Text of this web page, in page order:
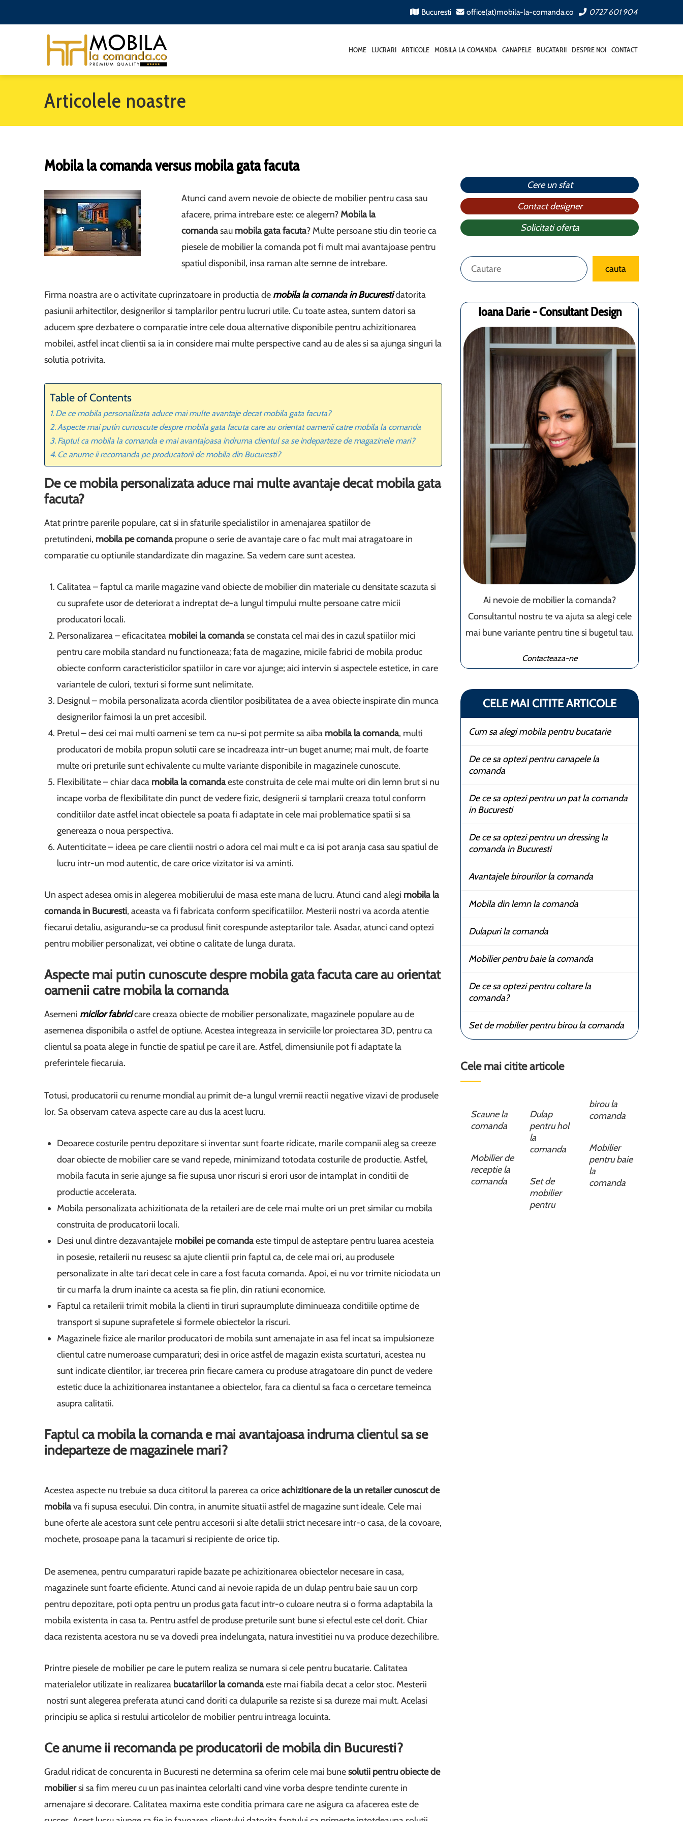
Bucuresti office(at)mobila-la-comanda.co 0727 601 904
HOME LUCRARI ARTICOLE MOBILA LA COMANDA CANAPELE BUCATARII DESPRE NOI CONTACT
Articolele noastre
Mobila la comanda versus mobila gata facuta
Atunci cand avem nevoie de obiecte de mobilier pentru casa sau
afacere, prima intrebare este: ce alegem?Mobila la
comandasau mobila gata facuta? Multe persoane stiu din teorie ca
piesele de mobilier la comanda pot fi mult mai avantajoase pentru
spatiul disponibil, insa raman alte semne de intrebare.
Firma noastra are o activitate cuprinzatoare in productia de mobila la comanda in Bucurestidatorita
pasiunii arhitectilor, designerilor si tamplarilor pentru lucruri utile. Cu toate astea, suntem datori sa
aducem spre dezbatere o comparatie intre cele doua alternative disponibile pentru achizitionarea
mobilei, astfel incat clientii sa ia in considere mai multe perspective cand au de ales si sa ajunga singuri la
solutia potrivita.
Table of Contents
De ce mobila personalizata aduce mai multe avantaje decat mobila gata facuta?
Aspecte mai putin cunoscute despre mobila gata facuta care au orientat oamenii catre mobila la comanda
Faptul ca mobila la comanda e mai avantajoasa indruma clientul sa se indeparteze de magazinele mari?
Ce anume ii recomanda pe producatorii de mobila din Bucuresti?
De ce mobila personalizata aduce mai multe avantaje decat mobila gata
facuta?
Atat printre parerile populare, cat si in sfaturile specialistilor in amenajarea spatiilor de
pretutindeni, mobila pe comandapropune o serie de avantaje care o fac mult mai atragatoare in
comparatie cu optiunile standardizate din magazine. Sa vedem care sunt acestea.
Calitatea – faptul ca marile magazine vand obiecte de mobilier din materiale cu densitate scazuta si
cu suprafete usor de deteriorat a indreptat de-a lungul timpului multe persoane catre micii
producatori locali.
Personalizarea – eficacitatea mobilei la comandase constata cel mai des in cazul spatiilor mici
pentru care mobila standard nu functioneaza; fata de magazine, micile fabrici de mobila produc
obiecte conform caracteristicilor spatiilor in care vor ajunge; aici intervin si aspectele estetice, in care
variantele de culori, texturi si forme sunt nelimitate.
Designul – mobila personalizata acorda clientilor posibilitatea de a avea obiecte inspirate din munca
designerilor faimosi la un pret accesibil.
Pretul – desi cei mai multi oameni se tem ca nu-si pot permite sa aiba mobila la comanda, multi
producatori de mobila propun solutii care se incadreaza intr-un buget anume; mai mult, de foarte
multe ori preturile sunt echivalente cu multe variante disponibile in magazinele cunoscute.
Flexibilitate – chiar daca mobila la comandaeste construita de cele mai multe ori din lemn brut si nu
incape vorba de flexibilitate din punct de vedere fizic, designerii si tamplarii creaza totul conform
conditiilor date astfel incat obiectele sa poata fi adaptate in cele mai problematice spatii si sa
genereaza o noua perspectiva.
Autenticitate – ideea pe care clientii nostri o adora cel mai mult e ca isi pot aranja casa sau spatiul de
lucru intr-un mod autentic, de care orice vizitator isi va aminti.
Un aspect adesea omis in alegerea mobilierului de masa este mana de lucru. Atunci cand alegi mobila la
comanda in Bucuresti, aceasta va fi fabricata conform specificatiilor. Mesterii nostri va acorda atentie
fiecarui detaliu, asigurandu-se ca produsul finit corespunde asteptarilor tale. Asadar, atunci cand optezi
pentru mobilier personalizat, vei obtine o calitate de lunga durata.
Aspecte mai putin cunoscute despre mobila gata facuta care au orientat
oamenii catre mobila la comanda
Asemeni micilor fabricicare creaza obiecte de mobilier personalizate, magazinele populare au de
asemenea disponibila o astfel de optiune. Acestea integreaza in serviciile lor proiectarea 3D, pentru ca
clientul sa poata alege in functie de spatiul pe care il are. Astfel, dimensiunile pot fi adaptate la
preferintele fiecaruia.
Totusi, producatorii cu renume mondial au primit de-a lungul vremii reactii negative vizavi de produsele
lor. Sa observam cateva aspecte care au dus la acest lucru.
Deoarece costurile pentru depozitare si inventar sunt foarte ridicate, marile companii aleg sa creeze
doar obiecte de mobilier care se vand repede, minimizand totodata costurile de productie. Astfel,
mobila facuta in serie ajunge sa fie supusa unor riscuri si erori usor de intamplat in conditii de
productie accelerata.
Mobila personalizata achizitionata de la retaileri are de cele mai multe ori un pret similar cu mobila
construita de producatorii locali.
Desi unul dintre dezavantajele mobilei pe comandaeste timpul de asteptare pentru luarea acesteia
in posesie, retailerii nu reusesc sa ajute clientii prin faptul ca, de cele mai ori, au produsele
personalizate in alte tari decat cele in care a fost facuta comanda. Apoi, ei nu vor trimite niciodata un
tir cu marfa la drum inainte ca acesta sa fie plin, din ratiuni economice.
Faptul ca retailerii trimit mobila la clienti in tiruri supraumplute diminueaza conditiile optime de
transport si supune suprafetele si formele obiectelor la riscuri.
Magazinele fizice ale marilor producatori de mobila sunt amenajate in asa fel incat sa impulsioneze
clientul catre numeroase cumparaturi; desi in orice astfel de magazin exista scurtaturi, acestea nu
sunt indicate clientilor, iar trecerea prin fiecare camera cu produse atragatoare din punct de vedere
estetic duce la achizitionarea instantanee a obiectelor, fara ca clientul sa faca o cercetare temeinca
asupra calitatii.
Faptul ca mobila la comanda e mai avantajoasa indruma clientul sa se
indeparteze de magazinele mari?
Acestea aspecte nu trebuie sa duca cititorul la parerea ca oriceachizitionare de la un retailer cunoscut de
mobilava fi supusa esecului. Din contra, in anumite situatii astfel de magazine sunt ideale. Cele mai
bune oferte ale acestora sunt cele pentru accesorii si alte detalii strict necesare intr-o casa, de la covoare,
mochete, prosoape pana la tacamuri si recipiente de orice tip.
De asemenea, pentru cumparaturi rapide bazate pe achizitionarea obiectelor necesare in casa,
magazinele sunt foarte eficiente. Atunci cand ai nevoie rapida de un dulap pentru baie sau un corp
pentru depozitare, poti opta pentru un produs gata facut intr-o culoare neutra si o forma adaptabila la
mobila existenta in casa ta. Pentru astfel de produse preturile sunt bune si efectul este cel dorit. Chiar
daca rezistenta acestora nu se va dovedi prea indelungata, natura investitiei nu va produce dezechilibre.
Printre piesele de mobilier pe care le putem realiza se numara si cele pentru bucatarie. Calitatea
materialelor utilizate in realizarea bucatariilor la comandaeste mai fiabila decat a celor stoc. Mesterii
nostri sunt alegerea preferata atunci cand doriti ca dulapurile sa reziste si sa dureze mai mult. Acelasi
principiu se aplica si restului articolelor de mobilier pentru intreaga locuinta.
Ce anume ii recomanda pe producatorii de mobila din Bucuresti?
Gradul ridicat de concurenta in Bucuresti ne determina sa oferim cele mai bunesolutii pentru obiecte de
mobiliersi sa fim mereu cu un pas inaintea celorlalti cand vine vorba despre tendinte curente in
amenajare si decorare. Calitatea maxima este conditia primara care ne asigura ca afacerea este de
Cere un sfat
Contact designer
Solicitati oferta
Caută cauta
Ioana Darie - Consultant Design
Ai nevoie de mobilier la comanda?
Consultantul nostru te va ajuta sa alegi cele
mai bune variante pentru tine si bugetul tau.
Contacteaza-ne
CELE MAI CITITE ARTICOLE
Cum sa alegi mobila pentru bucatarie
De ce sa optezi pentru canapele la
comanda
De ce sa optezi pentru un pat la comanda
in Bucuresti
De ce sa optezi pentru un dressing la
comanda in Bucuresti
Avantajele birourilor la comanda
Mobila din lemn la comanda
Dulapuri la comanda
Mobilier pentru baie la comanda
De ce sa optezi pentru coltare la
comanda?
Set de mobilier pentru birou la comanda
Cele mai citite articole
Scaune la
comanda
Mobilier de
receptie la
comanda
Dulap
pentru hol
la
comanda
Set de
mobilier
pentru
birou la
comanda
Mobilier
pentru baie
la
comanda